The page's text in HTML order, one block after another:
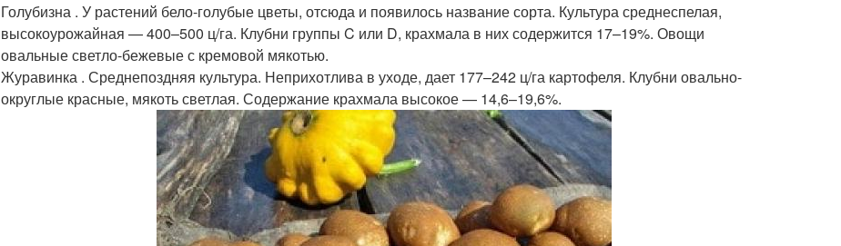
Голубизна . У растений бело-голубые цветы, отсюда и появилось название сорта. Культура среднеспелая,
высокоурожайная — 400–500 ц/га. Клубни группы C или D, крахмала в них содержится 17–19%. Овощи
овальные светло-бежевые с кремовой мякотью.
Журавинка . Среднепоздняя культура. Неприхотлива в уходе, дает 177–242 ц/га картофеля. Клубни овально-
округлые красные, мякоть светлая. Содержание крахмала высокое — 14,6–19,6%.